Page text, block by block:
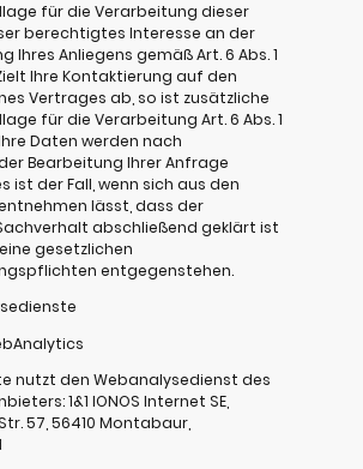
für die Verarbeitung dieser
berechtigtes Interesse an der
Ihres Anliegens gemäß Art. 6 Abs. 1
Ihre Kontaktierung auf den
Vertrages ab, so ist zusätzliche
für die Verarbeitung Art. 6 Abs. 1
Ihre Daten werden nach
Bearbeitung Ihrer Anfrage
ist der Fall, wenn sich aus den
lässt, dass der
abschließend geklärt ist
gesetzlichen
entgegenstehen.
nutzt den Webanalysedienst des
1&1 IONOS Internet SE,
57, 56410 Montabaur,